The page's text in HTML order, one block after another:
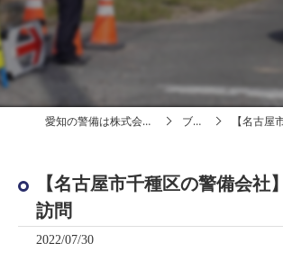
愛知の警備は株式会社アイアール ブログ 【名古屋市千
【名古屋市千種区の警備会社
訪問
2022/07/30